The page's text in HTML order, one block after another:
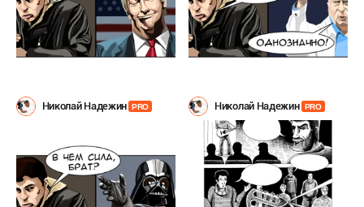
Николай Надежин PRO Николай Надежин PRO